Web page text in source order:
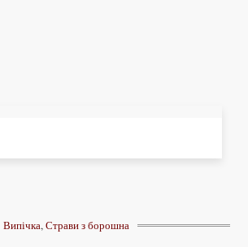
Випічка,Страви з борошна